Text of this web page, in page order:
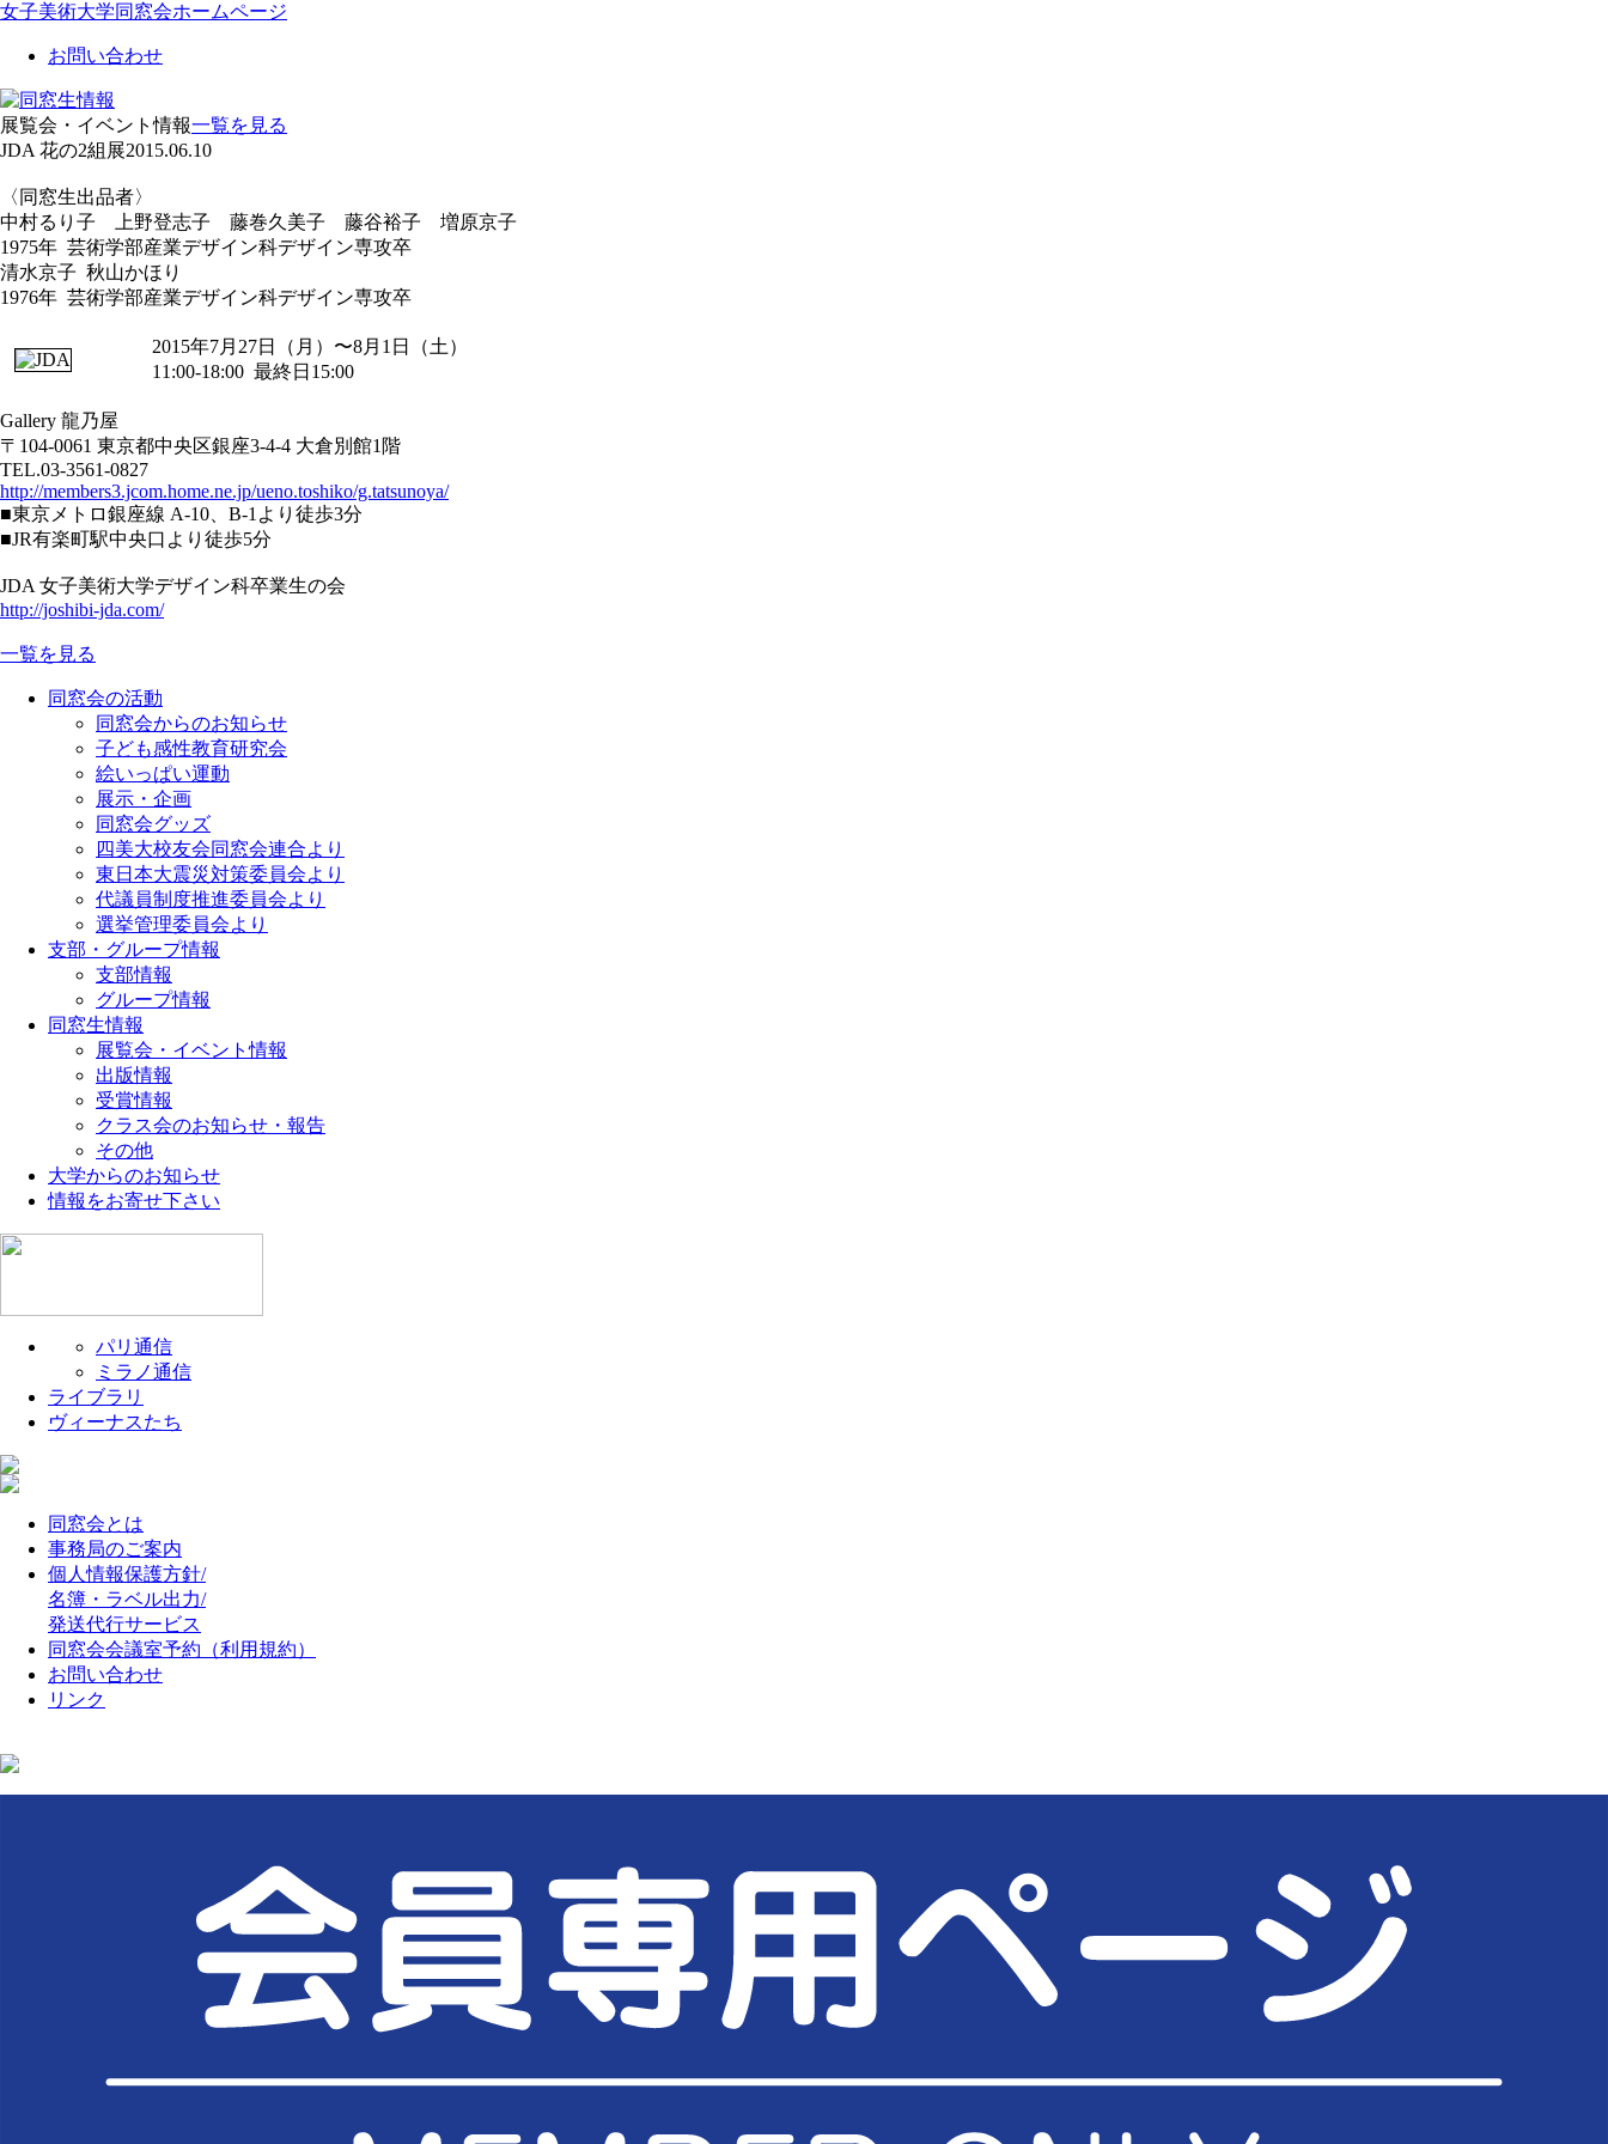
女子美術大学同窓会ホームページ
お問い合わせ
展覧会・イベント情報一覧を見る
JDA 花の2組展2015.06.10
〈同窓生出品者〉
中村るり子 上野登志子 藤巻久美子 藤谷裕子 増原京子
1975年 芸術学部産業デザイン科デザイン専攻卒
清水京子 秋山かほり
1976年 芸術学部産業デザイン科デザイン専攻卒
2015年7月27日（月）〜8月1日（土）
11:00-18:00 最終日15:00
Gallery 龍乃屋
〒104-0061 東京都中央区銀座3-4-4 大倉別館1階
TEL.03-3561-0827
http://members3.jcom.home.ne.jp/ueno.toshiko/g.tatsunoya/
■東京メトロ銀座線 A-10、B-1より徒歩3分
■JR有楽町駅中央口より徒歩5分
JDA 女子美術大学デザイン科卒業生の会
http://joshibi-jda.com/
一覧を見る
同窓会の活動
同窓会からのお知らせ
子ども感性教育研究会
絵いっぱい運動
展示・企画
同窓会グッズ
四美大校友会同窓会連合より
東日本大震災対策委員会より
代議員制度推進委員会より
選挙管理委員会より
支部・グループ情報
支部情報
グループ情報
同窓生情報
展覧会・イベント情報
出版情報
受賞情報
クラス会のお知らせ・報告
その他
大学からのお知らせ
情報をお寄せ下さい
パリ通信
ミラノ通信
ライブラリ
ヴィーナスたち
同窓会とは
事務局のご案内
個人情報保護方針/
名簿・ラベル出力/
発送代行サービス
同窓会会議室予約（利用規約）
お問い合わせ
リンク